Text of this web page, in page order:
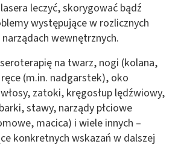
leczyć, skorygować bądź
występujące w rozlicznych
wewnętrznych.
na twarz, nogi (kolana,
(m.in. nadgarstek), oko
zatoki, kręgosłup lędźwiowy,
stawy, narządy płciowe
macica) i wiele innych –
konkretnych wskazań w dalszej